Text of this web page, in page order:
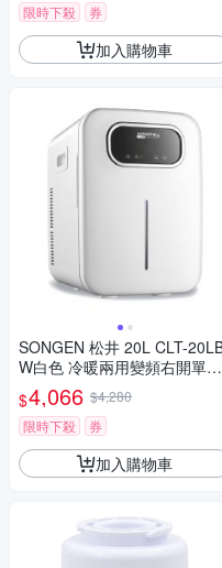
限時下殺
券
加入購物車
SONGEN 松井 20L CLT-20LB-
W白色 冷暖兩用變頻右開單門
電子行動冰箱/冷藏箱/保溫箱/小
冰箱
$4,066 $4,280
限時下殺
券
加入購物車